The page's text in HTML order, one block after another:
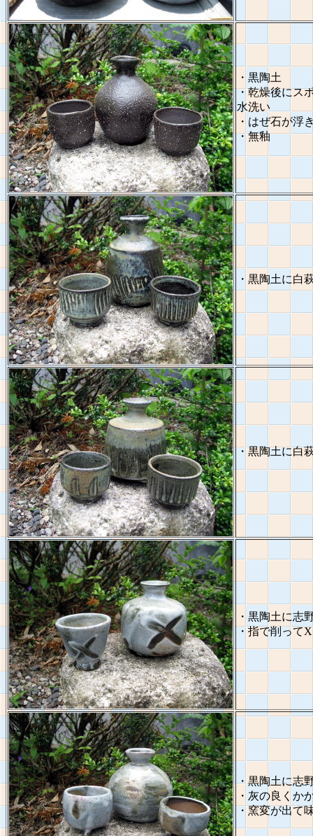
・黒陶土
・乾燥後にス
水洗い
・はぜ石が浮
・無釉
・黒陶土に
・黒陶土に白
・黒陶土に
・指で削ってX
・黒陶土に志
・灰の良くか
・窯変が出て